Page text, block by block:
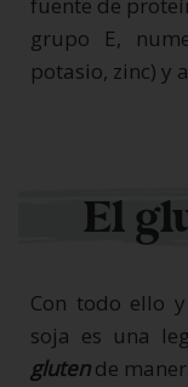
grupo E,
potasio, zinc) y
El
Con todo ello
soja es una
glutende